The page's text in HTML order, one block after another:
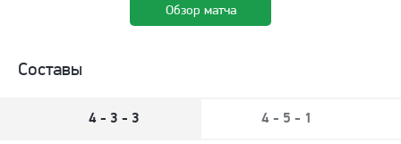
Обзор матча
Составы
4 - 3 - 3 4 - 5 - 1